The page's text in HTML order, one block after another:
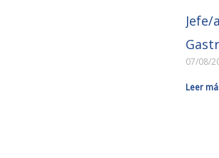
Jefe/
07/08/
Leer